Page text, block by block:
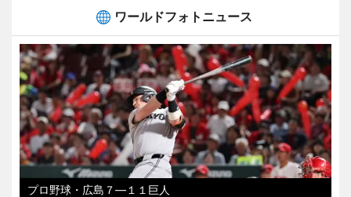
ワールドフォトニュース
プロ野球・広島７―１１巨人